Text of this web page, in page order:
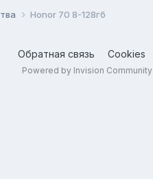
Honor 70 8-128гб
Обратная связь Cookies
Powered by Invision Community